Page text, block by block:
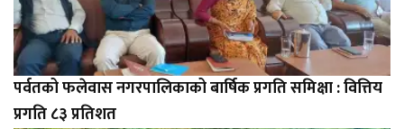
पर्वतको फलेवास नगरपालिकाको बार्षिक प्रगति समिक्षा : वित्तिय
प्रगति ८३ प्रतिशत